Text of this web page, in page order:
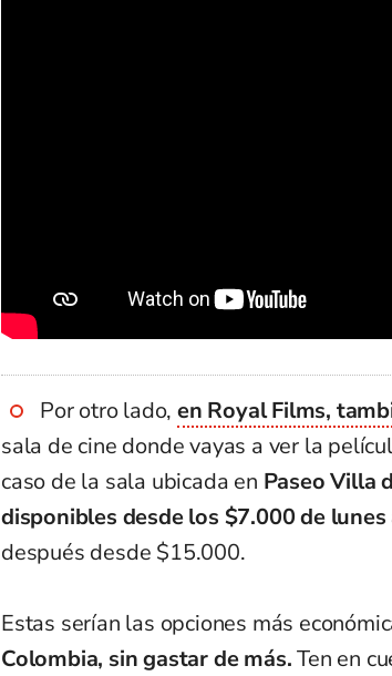
Por otro lado, en Royal Films,
sala de cine donde vayas a ver la
caso de la sala ubicada en Paseo Villa
disponibles desde los $7.000 de
después desde $15.000.
Estas serían las opciones más
Colombia, sin gastar de más.Ten en